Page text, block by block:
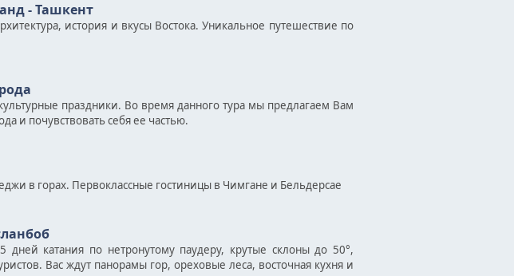
- Ташкент
история и вкусы Востока. Уникальное путешествие по
праздники. Во время данного тура мы предлагаем Вам
и почувствовать себя ее частью.
в горах. Первоклассные гостиницы в Чимгане и Бельдерсае
дней катания по нетронутому паудеру, крутые склоны до 50°,
Вас ждут панорамы гор, ореховые леса, восточная кухня и